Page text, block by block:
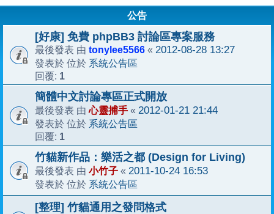
公告
[好康] 免費 phpBB3 討論區專案服務
最後發表 由 tonylee5566 « 2012-08-28 13:27
發表於 位於 系統公告區
回覆: 1
簡體中文討論專區正式開放
最後發表 由心靈捕手 « 2012-01-21 21:44
發表於 位於 系統公告區
回覆: 1
竹貓新作品：樂活之都 (Design for Living)
最後發表 由 小竹子 « 2011-10-24 16:53
發表於 位於 系統公告區
[整理] 竹貓通用之發問格式